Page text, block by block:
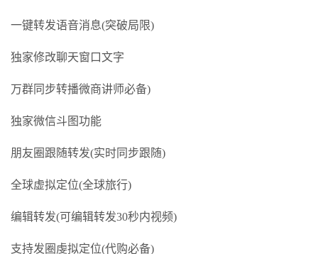
一键转发语音消息(突破局限)
独家修改聊天窗口文字
万群同步转播微商讲师必备)
独家微信斗图功能
朋友圈跟随转发(实时同步跟随)
全球虚拟定位(全球旅行)
编辑转发(可编辑转发30秒内视频)
支持发圈虔拟定位(代购必备)